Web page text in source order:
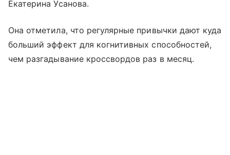
Екатерина Усанова.
Она отметила, что регулярные привычки дают куда
больший эффект для когнитивных способностей,
чем разгадывание кроссвордов раз в месяц.